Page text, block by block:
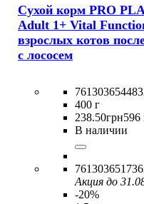
Сухой корм PRO
Adult 1+ Vital
взрослых котов
с лососем
400 г
238.50грн596
В наличии
Акция до
-20%